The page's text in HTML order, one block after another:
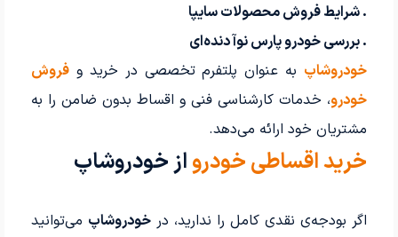
. شرایط فروش محصولات سایپا
. بررسی خودرو پارس نوآ دنده‌ای
خودروشاپ به عنوان پلتفرم تخصصی در خرید وفروش
خودرو، خدمات کارشناسی فنی و اقساط بدون ضامن را به
مشتریان خود ارائه می‌دهد.
خرید اقساطی خودرواز خودروشاپ
اگر بودجه‌ی نقدی کامل را ندارید، درخودروشاپ می‌توانید